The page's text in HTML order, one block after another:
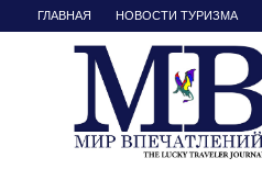
ГЛАВНАЯ НОВОСТИ ТУРИЗМА